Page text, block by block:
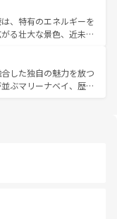
ムコーヒーなどは、ぜ
れてもあたたかい人々
と忘れられない旅にな
ェンマイなどの山岳地
ケットやクラビの美し
とができる。タイ料理
季節にも異なる楽しみ
人々、仏教を中心とし
訪れる旅人を魅了し続
、特有のエネルギーを
る壮大な景色、近未来
観光スポットが密集し
のも魅力。息をのむよ
港を存分に楽しみ尽く
した独自の魅力を放つ
ぶマリーナベイ、歴史
める外せないスポット